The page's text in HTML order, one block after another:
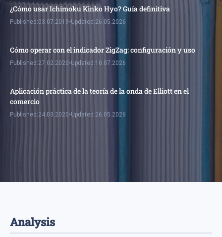
¿Cómo usar Ichimoku Kinko Hyo? Guía definitiva
Published:03.07.2019•Updated:26.05.2026
Cómo operar con el indicador ZigZag: configuración y uso
Published:27.02.2020•Updated:10.07.2026
Aplicación práctica de la teoría de la onda de Elliott en el
comercio
Published:24.03.2020•Updated:26.05.2026
Analysis